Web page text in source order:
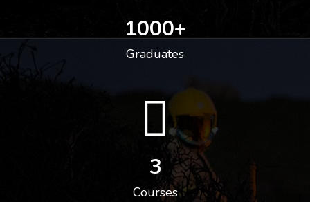
1000+
Graduates
3
Courses